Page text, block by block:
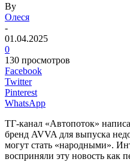
By
Олеся
-
01.04.2025
0
130 просмотров
Facebook
Twitter
Pinterest
WhatsApp
ТГ-канал «Автопоток»
бренд AVVA для выпуска
могут стать «народными».
восприняли эту новость как